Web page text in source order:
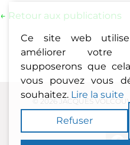
← Retour aux publications
© 2026 JACQUES
REMERCIEMENTS :
Ce site web
améliorer votre
supposerons que
vous pouvez vous
souhaitez. Lire la suite
Refuser